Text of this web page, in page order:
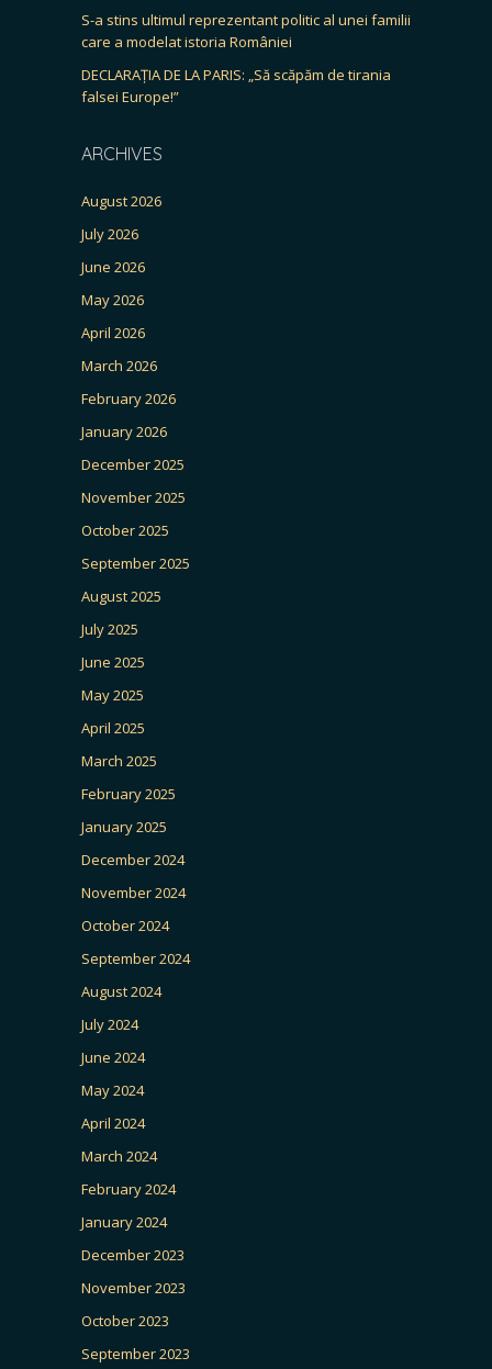
S-a stins ultimul reprezentant politic al unei familii
care a modelat istoria României
DECLARAȚIA DE LA PARIS: „Să scăpăm de tirania
falsei Europe!”
ARCHIVES
August 2026
July 2026
June 2026
May 2026
April 2026
March 2026
February 2026
January 2026
December 2025
November 2025
October 2025
September 2025
August 2025
July 2025
June 2025
May 2025
April 2025
March 2025
February 2025
January 2025
December 2024
November 2024
October 2024
September 2024
August 2024
July 2024
June 2024
May 2024
April 2024
March 2024
February 2024
January 2024
December 2023
November 2023
October 2023
September 2023